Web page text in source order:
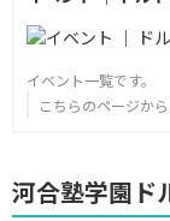
イベント一覧です。
こちらのページか
河合塾学園ド